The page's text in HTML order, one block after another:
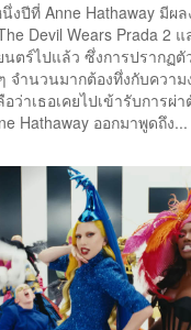
งปีที่ Anne Hathaway มีผ
Devil Wears Prada 2
นตร์ไปแล้ว ซึ่งการปรากฏ
จำนวนมากต้องทึ่งกับความ
อว่าเธอเคยไปเข้ารับการ
Hathaway ออกมาพูดถึง...